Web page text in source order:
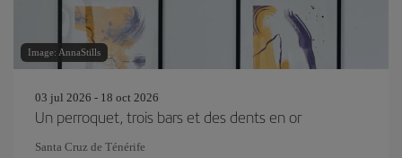
Image: AnnaStills
03 jul 2026 - 18 oct 2026
Un perroquet, trois bars et des dents en or
Santa Cruz de Ténérife